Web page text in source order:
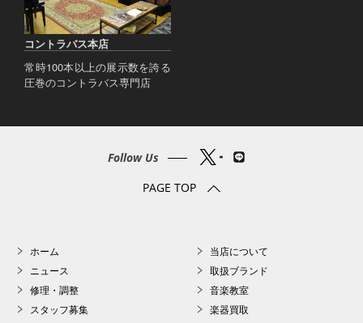
コントラバス本店
常時100本以上の展示数を誇る
圧巻のコントラバス専門店
Follow Us
PAGE TOP
ホーム
当店について
ニュース
取扱ブランド
修理・調整
音楽教室
スタッフ募集
楽器買取